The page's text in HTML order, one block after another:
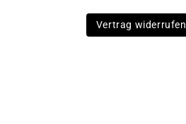
Vertrag widerrufen